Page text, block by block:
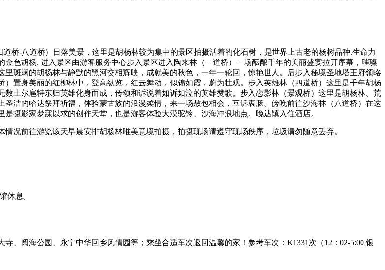
桥-八道桥）日落美景，这里是胡杨林较为集中的景区拍摄活着的化石树，是世界上古老的杨树品种.生命力
色胡杨. 进入景区由游客服务中心步入景区进入陶来林（一道桥）一场酝酿千年的美丽盛宴拉开序幕，璀璨
斑斓的胡杨林与静默的黑河交相辉映，成就美的秋色，一年一轮回，惊艳世人。后步入秘境圣地塔王府领略
置身美丽的红柳林中，登高纵览，红云舞动，似锦如霞，蔚为壮观。步入英雄林（四道桥）这里是千年胡杨
土尔扈特东归英雄化身而成，传颂和诉说着如诉如泣的英雄赞歌。步入恋影林（景观桥）这里是胡杨林、荒
洁的哈达祭拜祈福，体验蒙古族的浪漫柔情，来一场敖包相会，互诉衷肠。傍晚前往沙海林（八道桥）在这
摄影家梦寐以求的创作天堂，也是游客体验大漠驼铃、沙海冲浪地点。晚达镇入住酒店。
况前往游览该天早晨安排胡杨林唯美意境拍摄，拍摄现场请遵守现场秩序，垃圾请勿随意丢弃。
休息。
、阅海公园、永宁中华回乡风情园等；乘坐合适车次返回温馨的家！参考车次：K1331次（12：02-5:00 银